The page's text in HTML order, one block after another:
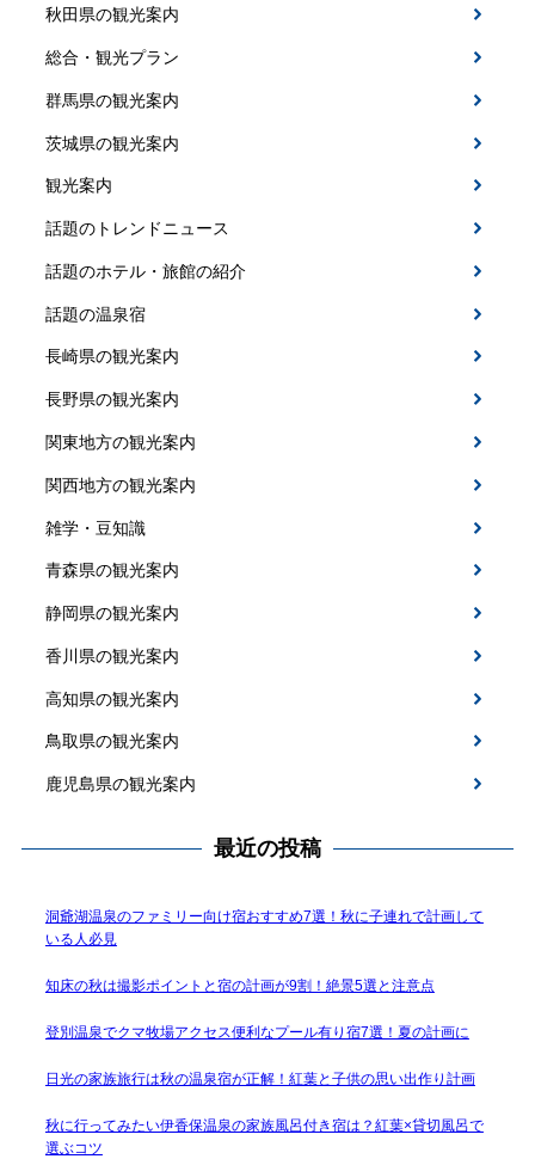
秋田県の観光案内
総合・観光プラン
群馬県の観光案内
茨城県の観光案内
観光案内
話題のトレンドニュース
話題のホテル・旅館の紹介
話題の温泉宿
長崎県の観光案内
長野県の観光案内
関東地方の観光案内
関西地方の観光案内
雑学・豆知識
青森県の観光案内
静岡県の観光案内
香川県の観光案内
高知県の観光案内
鳥取県の観光案内
鹿児島県の観光案内
最近の投稿
洞爺湖温泉のファミリー向け宿おすすめ7選！秋に子連れで計画して
いる人必見
知床の秋は撮影ポイントと宿の計画が9割！絶景5選と注意点
登別温泉でクマ牧場アクセス便利なプール有り宿7選！夏の計画に
日光の家族旅行は秋の温泉宿が正解！紅葉と子供の思い出作り計画
秋に行ってみたい伊香保温泉の家族風呂付き宿は？紅葉×貸切風呂で
選ぶコツ